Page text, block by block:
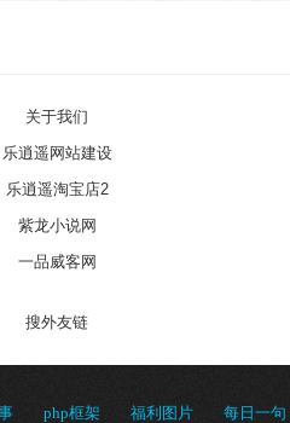
关于我们
乐逍遥网站建设
乐逍遥淘宝店2
紫龙小说网
一品威客网
搜外友链
php框架 福利图片 每日一句